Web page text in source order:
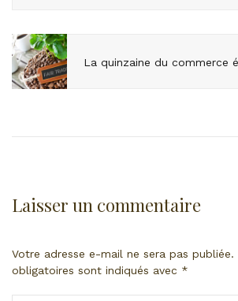
Laisser un commentaire
Votre adresse e-mail ne sera pas publiée.
obligatoires sont indiqués avec *